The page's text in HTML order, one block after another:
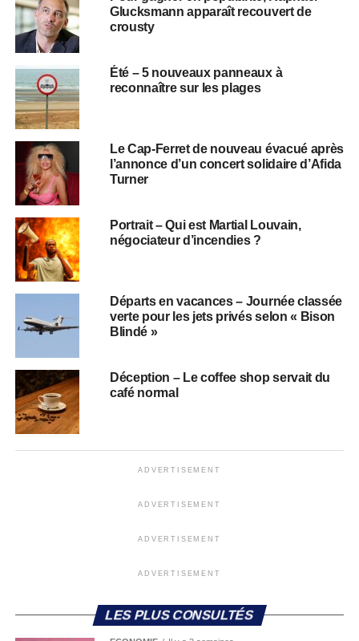
Glucksmann apparaît recouvert de
crousty
Été – 5 nouveaux panneaux à
reconnaître sur les plages
Le Cap-Ferret de nouveau évacué après
l’annonce d’un concert solidaire d’Afida
Turner
Portrait – Qui est Martial Louvain,
négociateur d’incendies ?
Départs en vacances – Journée classée
verte pour les jets privés selon « Bison
Blindé »
Déception – Le coffee shop servait du
café normal
ADVERTISEMENT
ADVERTISEMENT
ADVERTISEMENT
ADVERTISEMENT
LES PLUS CONSULTÉS